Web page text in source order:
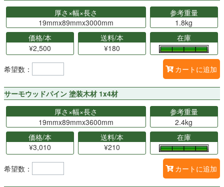
厚さ×幅×長さ
19mmx89mmx3000mm
参考重量
1.8kg
価格/本
¥2,500
送料/本
¥180
在庫
希望数： カートに追加
サーモウッドパイン 塗装木材 1x4材
厚さ×幅×長さ
19mmx89mmx3600mm
参考重量
2.4kg
価格/本
¥3,010
送料/本
¥210
在庫
希望数： カートに追加